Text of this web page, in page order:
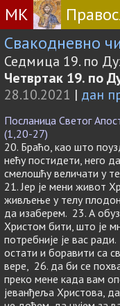
МК
Свакодневно
Седмица 19. по
Четвртак 19. по
28.10.2021 | дан
Посланица Светог
(1,20-27)
20. Браћо, као што
нећу постидети, него
смелошћу величати у
21. Јер је мени живот
живљење у телу
да изаберем. 23. А
Христом бити, што је
потребније је вас
остати и боравити са
вере, 26. да би се
преко мене када вам
јеванђеља Христова,